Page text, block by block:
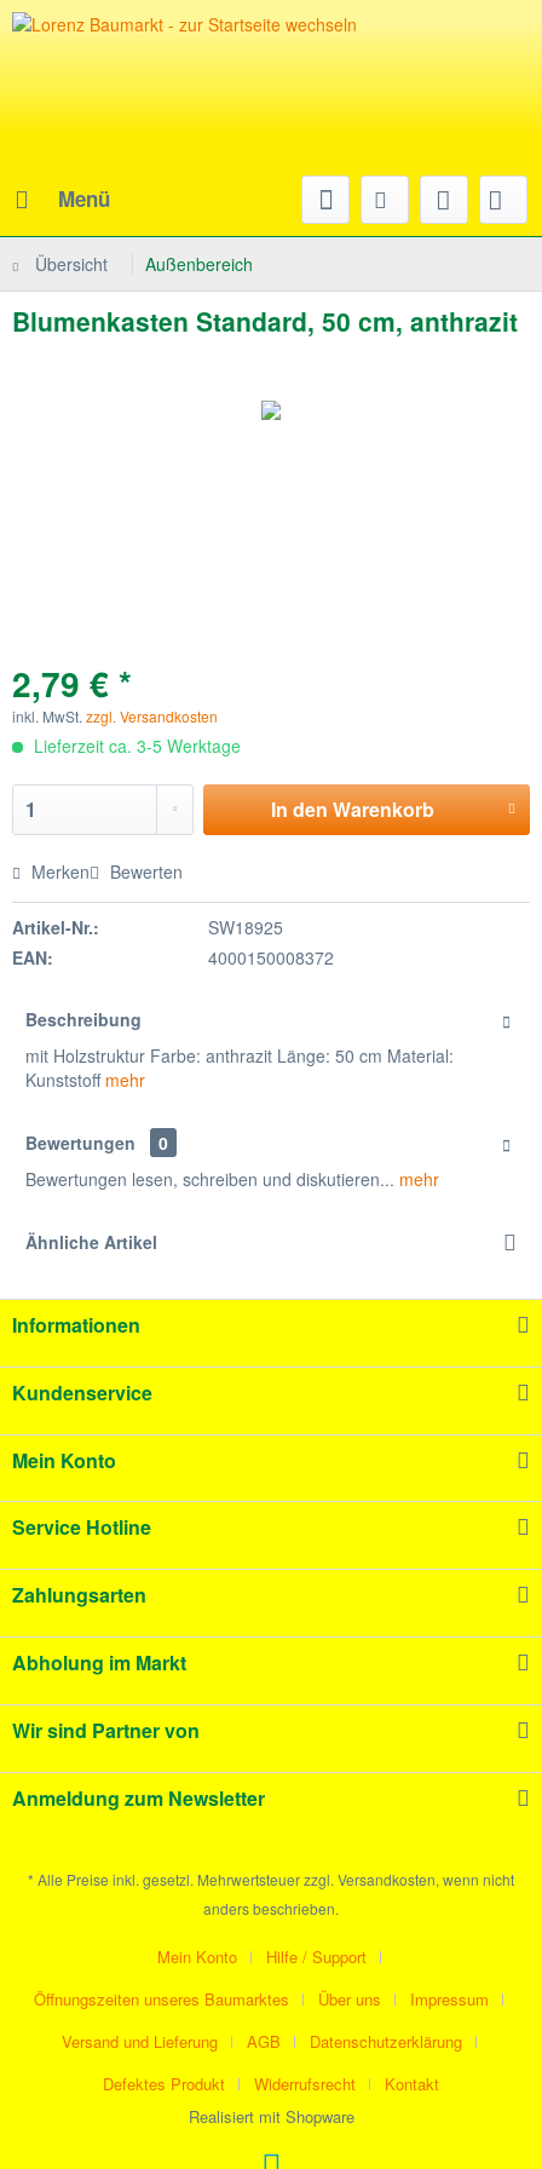
Menü
Übersicht Außenbereich
Blumenkasten Standard, 50 cm, anthrazit
2,79 € *
inkl. MwSt. zzgl. Versandkosten
Lieferzeit ca. 3-5 Werktage
In denWarenkorb
Merken Bewerten
Artikel-Nr.:
SW18925
EAN:
4000150008372
Beschreibung
mit Holzstruktur Farbe: anthrazit Länge: 50 cm Material:
Kunststoff mehr
Bewertungen
0
Bewertungen lesen, schreiben und diskutieren... mehr
Ähnliche Artikel
Informationen
Kundenservice
Mein Konto
Service Hotline
Zahlungsarten
Abholung im Markt
Wir sind Partner von
Anmeldung zum Newsletter
* Alle Preise inkl. gesetzl. Mehrwertsteuer zzgl. Versandkosten, wenn nicht
anders beschrieben.
Mein Konto
Hilfe / Support
Öffnungszeiten unseres Baumarktes
Über uns
Impressum
Versand und Lieferung
AGB
Datenschutzerklärung
Defektes Produkt
Widerrufsrecht
Kontakt
Realisiert mit Shopware